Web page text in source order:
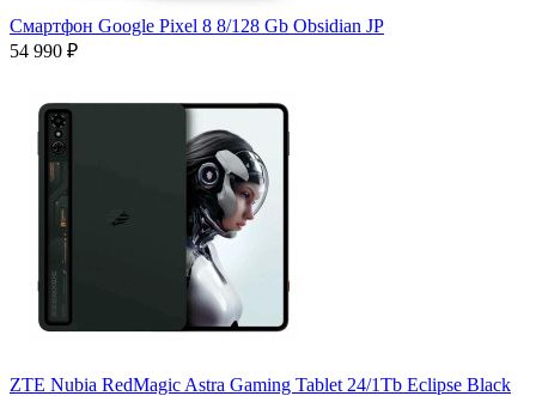
Смартфон Google Pixel 8 8/128 Gb Obsidian JP
54 990 ₽
ZTE Nubia RedMagic Astra Gaming Tablet 24/1Tb Eclipse Black